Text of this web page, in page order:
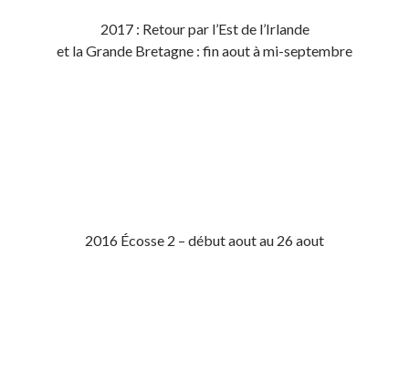
2017 : Retour par l’Est de l’Irlande
et la Grande Bretagne : fin aout à mi-septembre
2016 Écosse 2 – début aout au 26 aout